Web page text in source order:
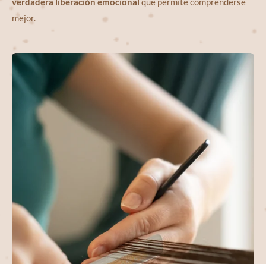
mejor.